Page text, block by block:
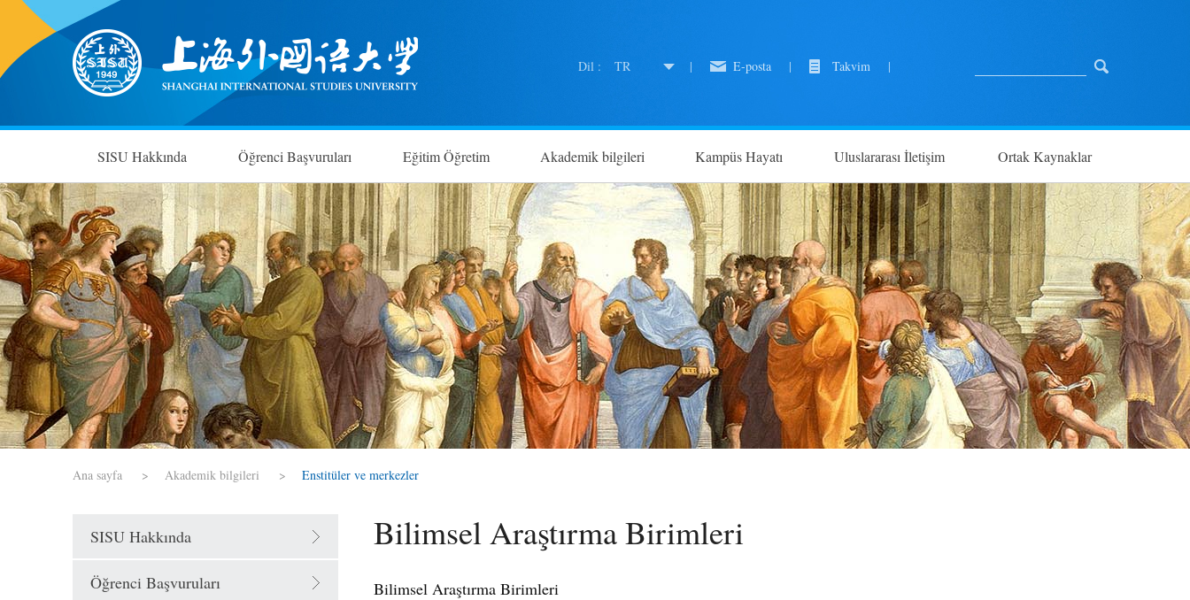
Dil : TR | E-posta | Takvim |
SISU Hakkında Öğrenci Başvuruları Eğitim Öğretim Akademik bilgileri Kampüs Hayatı Uluslararası İletişim Ortak Kaynaklar
Ana sayfa > Akademik bilgileri > Enstitüler ve merkezler
SISU Hakkında
Öğrenci Başvuruları
Bilimsel Araştırma Birimleri
Bilimsel Araştırma Birimleri